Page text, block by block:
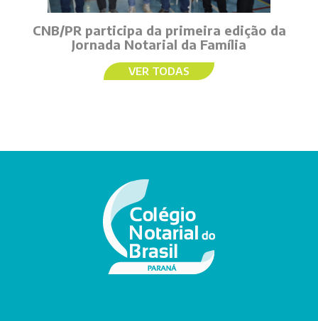
CNB/PR participa da primeira edição da
Jornada Notarial da Família
VER TODAS